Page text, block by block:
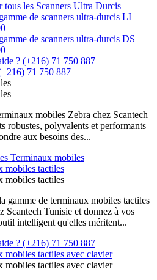
tous les Scanners Ultra Durcis
de scanners ultra-durcis LI
de scanners ultra-durcis DS
? (+216) 71 750 887
71 750 887
mobiles Zebra chez Scantech
robustes, polyvalents et performants
aux besoins des...
Terminaux mobiles
mobiles tactiles
mobiles tactiles
gamme de terminaux mobiles tactiles
Scantech Tunisie et donnez à vos
intelligent qu'elles méritent...
? (+216) 71 750 887
mobiles tactiles avec clavier
mobiles tactiles avec clavier